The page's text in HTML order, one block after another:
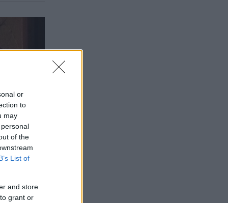
or
to
may
of the
List of
and store
grant or